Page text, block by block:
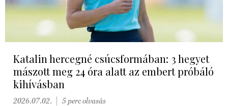
Katalin hercegné csúcsformában: 3 hegyet
mászott meg 24 óra alatt az embert próbáló
kihívásban
2026.07.02. 5 perc olvasás